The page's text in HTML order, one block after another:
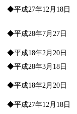
◆平成27年12月18日
◆平成28年7月27日
◆平成18年2月20日
◆平成28年3月18日
◆平成18年2月20日
◆平成27年12月18日